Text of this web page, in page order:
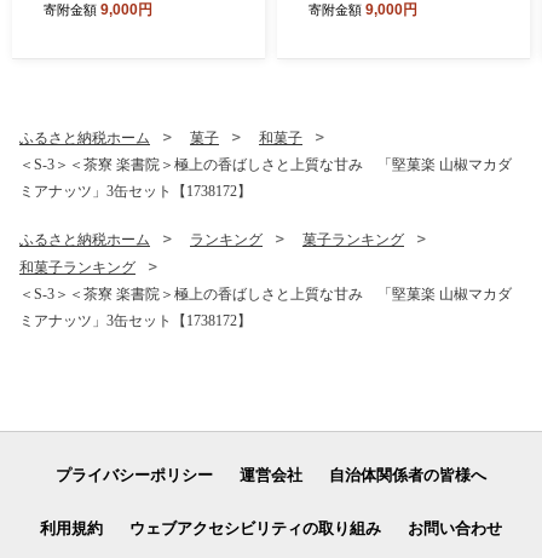
イーツ デザート マカダミア
629】
寄附金額 9,000円
ト 苺 いちご イチゴ あまおう
寄附金額 9,000円
ふるさと納税ホーム 菓子
和菓子
＜S-3＞＜茶寮 楽書院＞極上の香ばしさと上質な甘み 「堅菓楽 山椒マカダ
ミアナッツ」3缶セット【1738172】
ふるさと納税ホーム ランキング
菓子ランキング
和菓子ランキング
＜S-3＞＜茶寮 楽書院＞極上の香ばしさと上質な甘み 「堅菓楽 山椒マカダ
ミアナッツ」3缶セット【1738172】
プライバシーポリシー 運営会社 自治体関係者の皆様へ
利用規約 ウェブアクセシビリティの取り組み お問い合わせ